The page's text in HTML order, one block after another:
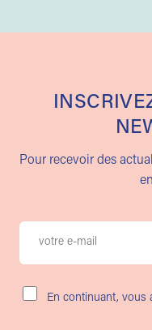
Pour recevoir des
En continuant, vous